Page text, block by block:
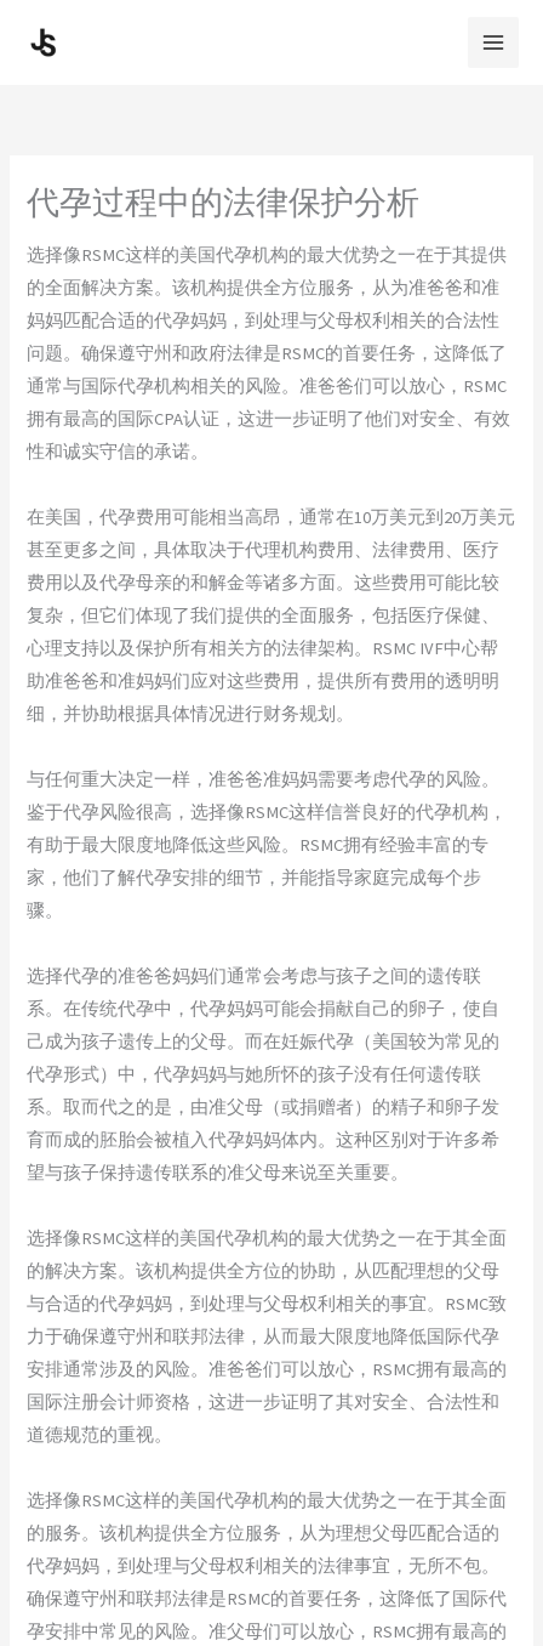
代孕过程中的法律保护分析
选择像RSMC这样的美国代孕机构的最大优势之一在于其提供
的全面解决方案。该机构提供全方位服务，从为准爸爸和准
妈妈匹配合适的代孕妈妈，到处理与父母权利相关的合法性
问题。确保遵守州和政府法律是RSMC的首要任务，这降低了
通常与国际代孕机构相关的风险。准爸爸们可以放心，RSMC
拥有最高的国际CPA认证，这进一步证明了他们对安全、有效
性和诚实守信的承诺。
在美国，代孕费用可能相当高昂，通常在10万美元到20万美元
甚至更多之间，具体取决于代理机构费用、法律费用、医疗
费用以及代孕母亲的和解金等诸多方面。这些费用可能比较
复杂，但它们体现了我们提供的全面服务，包括医疗保健、
心理支持以及保护所有相关方的法律架构。RSMC IVF中心帮
助准爸爸和准妈妈们应对这些费用，提供所有费用的透明明
细，并协助根据具体情况进行财务规划。
与任何重大决定一样，准爸爸准妈妈需要考虑代孕的风险。
鉴于代孕风险很高，选择像RSMC这样信誉良好的代孕机构，
有助于最大限度地降低这些风险。RSMC拥有经验丰富的专
家，他们了解代孕安排的细节，并能指导家庭完成每个步
骤。
选择代孕的准爸爸妈妈们通常会考虑与孩子之间的遗传联
系。在传统代孕中，代孕妈妈可能会捐献自己的卵子，使自
己成为孩子遗传上的父母。而在妊娠代孕（美国较为常见的
代孕形式）中，代孕妈妈与她所怀的孩子没有任何遗传联
系。取而代之的是，由准父母（或捐赠者）的精子和卵子发
育而成的胚胎会被植入代孕妈妈体内。这种区别对于许多希
望与孩子保持遗传联系的准父母来说至关重要。
选择像RSMC这样的美国代孕机构的最大优势之一在于其全面
的解决方案。该机构提供全方位的协助，从匹配理想的父母
与合适的代孕妈妈，到处理与父母权利相关的事宜。RSMC致
力于确保遵守州和联邦法律，从而最大限度地降低国际代孕
安排通常涉及的风险。准爸爸们可以放心，RSMC拥有最高的
国际注册会计师资格，这进一步证明了其对安全、合法性和
道德规范的重视。
选择像RSMC这样的美国代孕机构的最大优势之一在于其全面
的服务。该机构提供全方位服务，从为理想父母匹配合适的
代孕妈妈，到处理与父母权利相关的法律事宜，无所不包。
确保遵守州和联邦法律是RSMC的首要任务，这降低了国际代
孕安排中常见的风险。准父母们可以放心，RSMC拥有最高的